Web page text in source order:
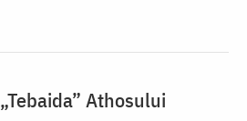
„Tebaida” Athosului